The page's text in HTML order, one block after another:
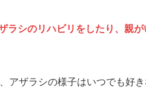
ラシのリハビリをしたり、親
アザラシの様子はいつでも好